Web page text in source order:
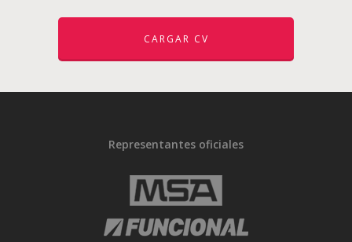
CARGAR CV
Representantes oficiales